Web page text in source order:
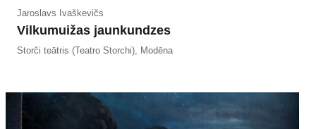
Jaroslavs Ivaškevičs
Vilkumuižas jaunkundzes
Storči teātris (Teatro Storchi), Modēna